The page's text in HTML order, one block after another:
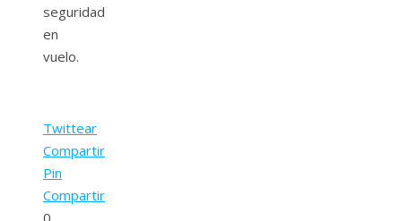
seguridad
en
vuelo.
Twittear
Compartir
Pin
Compartir